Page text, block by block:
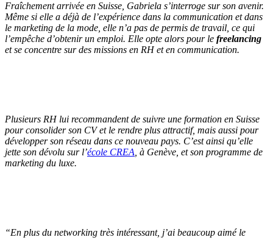
Fraîchement arrivée en Suisse, Gabriela s’interroge sur son avenir.
Même si elle a déjà de l’expérience dans la communication et dans
le marketing de la mode, elle n’a pas de permis de travail, ce qui
l’empêche d’obtenir un emploi. Elle opte alors pour le freelancing
et se concentre sur des missions en RH et en communication.
Plusieurs RH lui recommandent de suivre une formation en Suisse
pour consolider son CV et le rendre plus attractif, mais aussi pour
développer son réseau dans ce nouveau pays. C’est ainsi qu’elle
jette son dévolu sur l’école CREA , à Genève, et son programme de
marketing du luxe.
“En plus du networking très intéressant, j’ai beaucoup aimé le